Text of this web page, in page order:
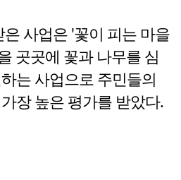
사업은 '꽃이 피는 마을
곳곳에 꽃과 나무를 심
는 사업으로 주민들의
장 높은 평가를 받았다.